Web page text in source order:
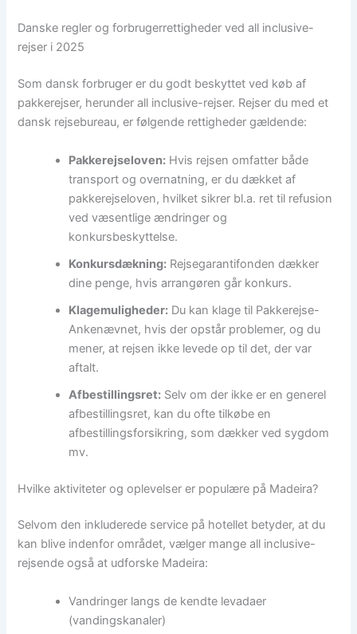
Danske regler og forbrugerrettigheder ved all inclusive-
rejser i 2025
Som dansk forbruger er du godt beskyttet ved køb af
pakkerejser, herunder all inclusive-rejser. Rejser du med et
dansk rejsebureau, er følgende rettigheder gældende:
Pakkerejseloven: Hvis rejsen omfatter både
transport og overnatning, er du dækket af
pakkerejseloven, hvilket sikrer bl.a. ret til refusion
ved væsentlige ændringer og
konkursbeskyttelse.
Konkursdækning: Rejsegarantifonden dækker
dine penge, hvis arrangøren går konkurs.
Klagemuligheder: Du kan klage til Pakkerejse-
Ankenævnet, hvis der opstår problemer, og du
mener, at rejsen ikke levede op til det, der var
aftalt.
Afbestillingsret: Selv om der ikke er en generel
afbestillingsret, kan du ofte tilkøbe en
afbestillingsforsikring, som dækker ved sygdom
mv.
Hvilke aktiviteter og oplevelser er populære på Madeira?
Selvom den inkluderede service på hotellet betyder, at du
kan blive indenfor området, vælger mange all inclusive-
rejsende også at udforske Madeira:
Vandringer langs de kendte levadaer
(vandingskanaler)